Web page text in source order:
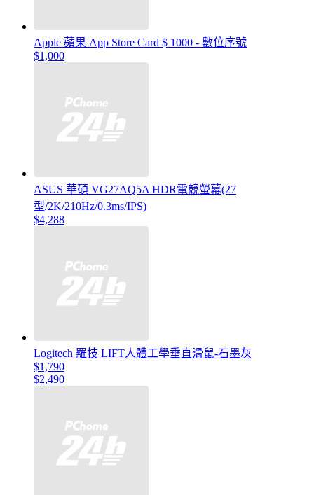
Apple 蘋果 App Store Card $ 1000 - 數位序號
$1,000
ASUS 華碩 VG27AQ5A HDR電競螢幕(27
型/2K/210Hz/0.3ms/IPS)
$4,288
Logitech 羅技 LIFT人體工學垂直滑鼠-石墨灰
$1,790
$2,490